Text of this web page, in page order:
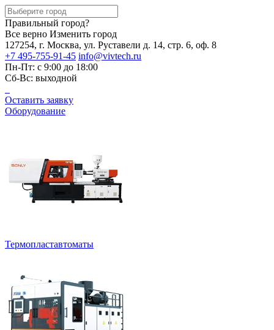
Правильный город?
Все верно Изменить город
127254, г. Москва, ул. Руставели д. 14, стр. 6, оф. 8
+7 495-755-91-45 info@vivtech.ru
Пн-Пт: с 9:00 до 18:00
Сб-Вс: выходной
Оставить заявку
Оборудование
Термопластавтоматы